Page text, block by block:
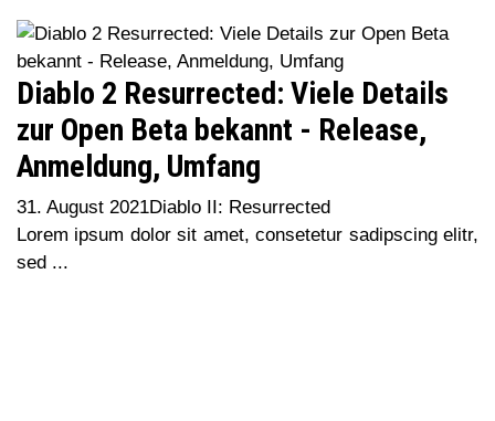
Diablo 2 Resurrected: Viele Details
zur Open Beta bekannt - Release,
Anmeldung, Umfang
31. August 2021Diablo II: Resurrected
Lorem ipsum dolor sit amet, consetetur sadipscing elitr,
sed ...